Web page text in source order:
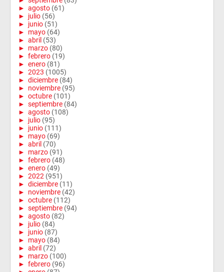
► agosto (61)
► julio (56)
► junio (51)
► mayo (64)
► abril (53)
► marzo (80)
► febrero (19)
► enero (81)
► 2023 (1005)
► diciembre (84)
► noviembre (95)
► octubre (101)
► septiembre (84)
► agosto (108)
► julio (95)
► junio (111)
► mayo (69)
► abril (70)
► marzo (91)
► febrero (48)
► enero (49)
► 2022 (951)
► diciembre (11)
► noviembre (42)
► octubre (112)
► septiembre (94)
► agosto (82)
► julio (84)
► junio (87)
► mayo (84)
► abril (72)
► marzo (100)
► febrero (96)